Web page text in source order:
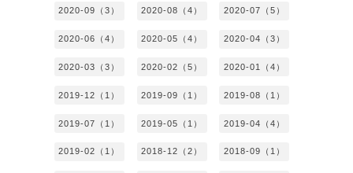
2020-09（3） 2020-08（4） 2020-07（5）
2020-06（4） 2020-05（4） 2020-04（3）
2020-03（3） 2020-02（5） 2020-01（4）
2019-12（1） 2019-09（1） 2019-08（1）
2019-07（1） 2019-05（1） 2019-04（4）
2019-02（1） 2018-12（2） 2018-09（1）